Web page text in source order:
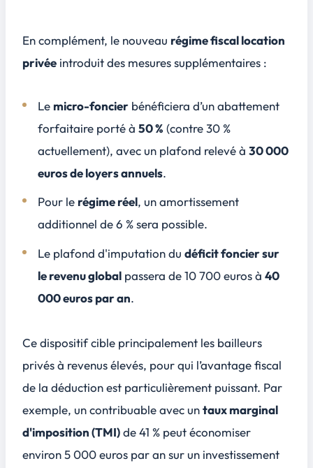
En complément, le nouveau régime fiscal location
privée introduit des mesures supplémentaires :
Le micro-foncier bénéficiera d’un abattement
forfaitaire porté à50 % (contre 30 %
actuellement), avec un plafond relevé à30 000
euros de loyers annuels.
Pour le régime réel, un amortissement
additionnel de 6 % sera possible.
Le plafond d'imputation dudéficit foncier sur
le revenu global passera de 10 700 euros à40
000 euros par an.
Ce dispositif cible principalement les bailleurs
privés à revenus élevés, pour qui l’avantage fiscal
de la déduction est particulièrement puissant. Par
exemple, un contribuable avec untaux marginal
d'imposition (TMI)de 41 % peut économiser
environ 5 000 euros par an sur un investissement